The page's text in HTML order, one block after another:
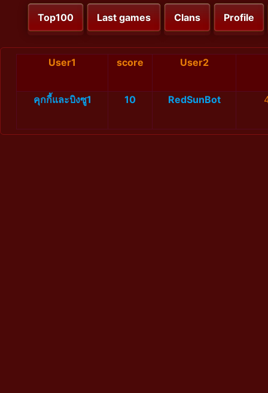
Top100 Last games Clans Profile
User1 score User2
คุกกี้และบิงซู1 10 RedSunBot